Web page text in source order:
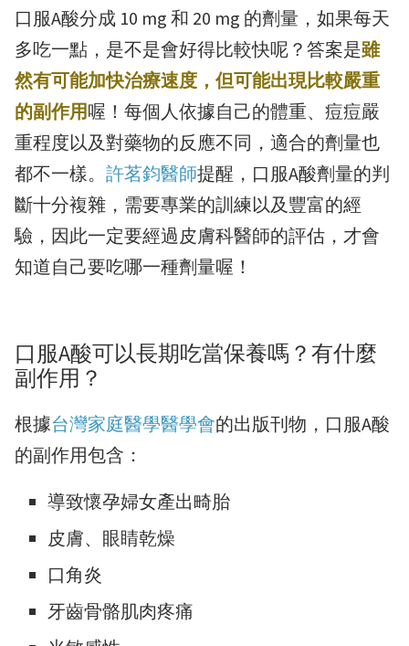
口服A酸分成 10 mg 和 20 mg 的劑量，如果每天
多吃一點，是不是會好得比較快呢？答案是雖
然有可能加快治療速度，但可能出現比較嚴重
的副作用喔！每個人依據自己的體重、痘痘嚴
重程度以及對藥物的反應不同，適合的劑量也
都不一樣。 許茗鈞醫師提醒，口服A酸劑量的判
斷十分複雜，需要專業的訓練以及豐富的經
驗，因此一定要經過皮膚科醫師的評估，才會
知道自己要吃哪一種劑量喔！
口服A酸可以長期吃當保養嗎？有什麼
副作用？
根據台灣家庭醫學醫學會的出版刊物，口服A酸
的副作用包含：
導致懷孕婦女產出畸胎
皮膚、眼睛乾燥
口角炎
牙齒骨骼肌肉疼痛